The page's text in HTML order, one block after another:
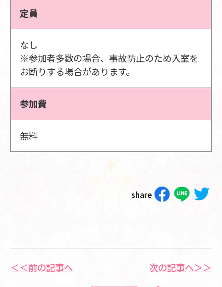
定員
なし
※参加者多数の場合、事故防止のため入室を
お断りする場合があります。
参加費
無料
share
＜＜前の記事へ 次の記事へ＞＞